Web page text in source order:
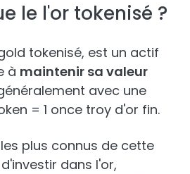
le l'or tokenisé ?
tokenisé, est un actif
à maintenir sa valeur
avec une
= 1 once troy d'or fin.
plus connus de cette
dans l'or,